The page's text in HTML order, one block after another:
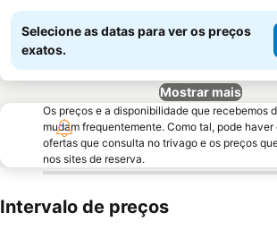
Selecione as datas para ver os preços
exatos.
Mostrar mais
Os preços e a disponibilidade que recebemos
mudam frequentemente. Como tal, pode
ofertas que consulta no trivago e os preços
nos sites de reserva.
Intervalo de preços